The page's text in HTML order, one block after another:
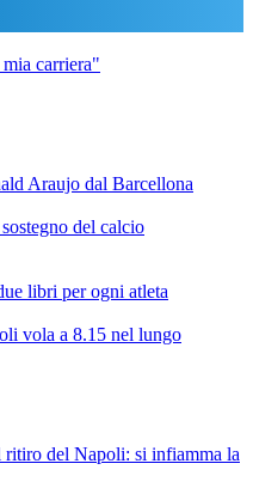
carriera"
Araujo dal Barcellona
del calcio
libri per ogni atleta
vola a 8.15 nel lungo
ritiro del Napoli: si infiamma la